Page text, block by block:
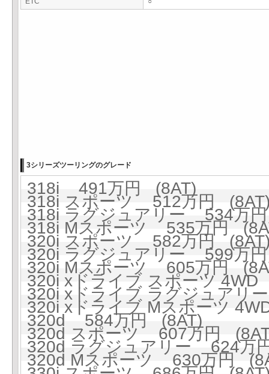
3シリーズツーリングのグレード
318i 491万円 (8AT)
318i スポーツ 512万円
318i ラグジュアリー 534万
318i Mスポーツ 535万円
320i スポーツ 582万円
320i ラグジュアリー 599万
320i Mスポーツ 605万円
320i xドライブ スポーツ
320i xドライブ ラグジュア
320i xドライブ Mスポーツ
320d 584万円 (8AT)
320d スポーツ 607万円
320d ラグジュアリー 624万
320d Mスポーツ 630万円